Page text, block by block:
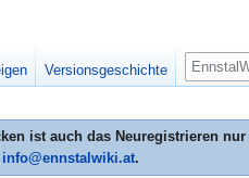
ist auch das Neuregistrieren
info@ennstalwiki.at.
Versionsgeschichte
Suche